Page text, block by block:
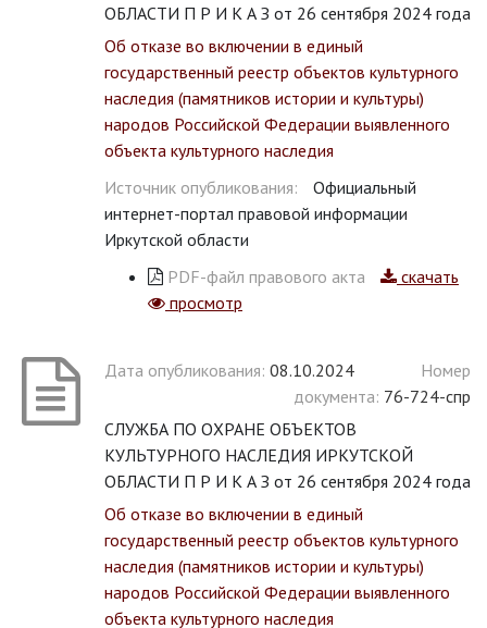
ОБЛАСТИ П Р И К А З от 26 сентября 2024 года
Об отказе во включении в единый
государственный реестр объектов культурного
наследия (памятников истории и культуры)
народов Российской Федерации выявленного
объекта культурного наследия
Источник опубликования:
Официальный
интернет-портал правовой информации
Иркутской области
PDF-файл правового акта
скачать
просмотр
Дата опубликования: 08.10.2024
Номер
документа: 76-724-спр
СЛУЖБА ПО ОХРАНЕ ОБЪЕКТОВ
КУЛЬТУРНОГО НАСЛЕДИЯ ИРКУТСКОЙ
ОБЛАСТИ П Р И К А З от 26 сентября 2024 года
Об отказе во включении в единый
государственный реестр объектов культурного
наследия (памятников истории и культуры)
народов Российской Федерации выявленного
объекта культурного наследия